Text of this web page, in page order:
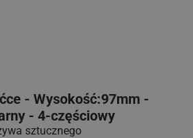
- Wysokość:97mm -
- 4‑częściowy
sztucznego